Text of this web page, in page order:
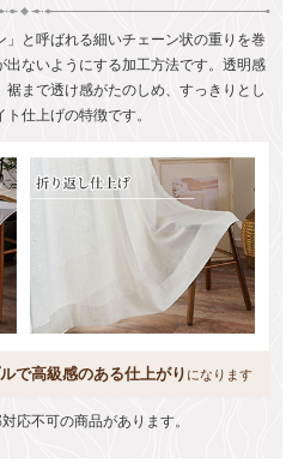
と呼ばれる細いチェーン状の重りを巻
出ないようにする加工方法です。透明感
まで透け感がたのしめ、すっきりとし
仕上げの特徴です。
で高級感のある仕上がり になります
応不可の商品があります。